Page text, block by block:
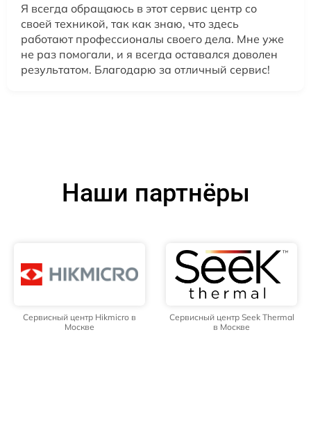
Я всегда обращаюсь в этот сервис центр со
своей техникой, так как знаю, что здесь
работают профессионалы своего дела. Мне уже
не раз помогали, и я всегда оставался доволен
результатом. Благодарю за отличный сервис!
Наши партнёры
Сервисный центр Hikmicro в
Москве
Сервисный центр Seek Thermal
в Москве